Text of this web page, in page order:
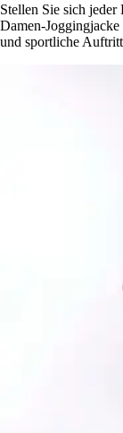
Stellen Sie sich
Damen-
und sportliche